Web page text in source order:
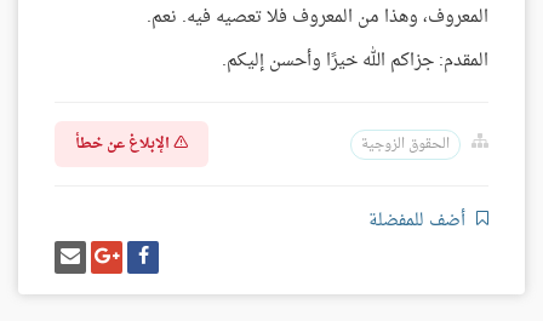
المعروف، وهذا من المعروف فلا تعصيه فيه. نعم.
المقدم: جزاكم الله خيرًا وأحسن إليكم.
الحقوق الزوجية الإبلاغ عن خطأ
أضف للمفضلة
شارك
على
فيسبوك
شارك
على
غوغل
بلس
إرسل
إيميل